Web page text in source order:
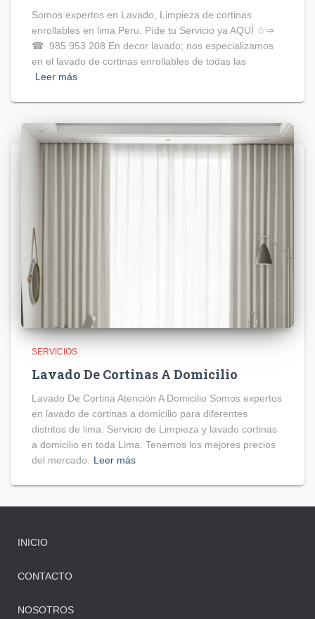
Somos expertos en Lavado, Limpieza de cortinas
enrollables en lima Peru. Píde tu Servicio ya AQUÍ ☆⇒
☎ 985 953 208 En decor lavado; nos especializamos
en el lavado de cortinas enrollables de todas las
Leer más
SERVICIOS
Lavado De Cortinas A Domicilio
Lavado De Cortina Atención A Domicilio Somos expertos
en lavado de cortinas a domicilio para diferentes
distritos de lima. Servicio de Limpieza y lavado cortinas
a domicilio en toda Lima. Tenemos los mejores precios
del mercado.
Leer más
INICIO
CONTACTO
NOSOTROS